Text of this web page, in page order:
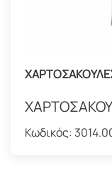
Κωδικός: